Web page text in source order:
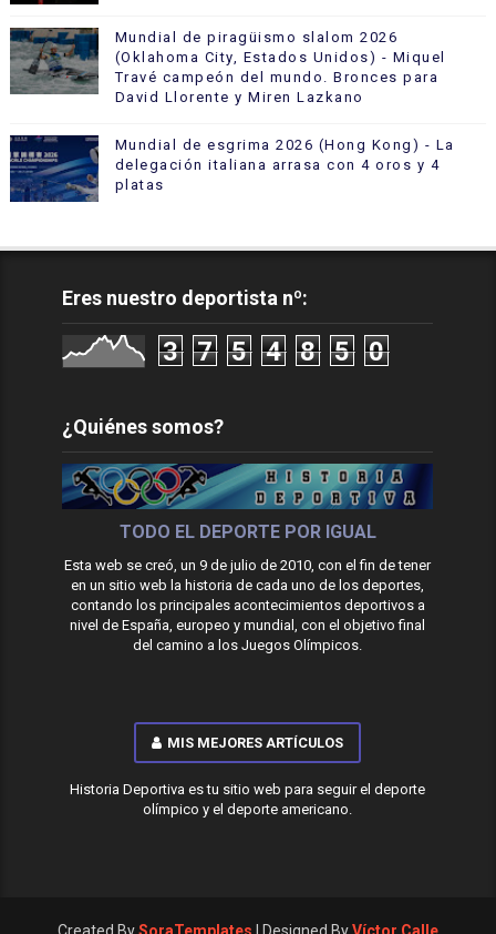
Mundial de piragüismo slalom 2026
(Oklahoma City, Estados Unidos) - Miquel
Travé campeón del mundo. Bronces para
David Llorente y Miren Lazkano
Mundial de esgrima 2026 (Hong Kong) - La
delegación italiana arrasa con 4 oros y 4
platas
Eres nuestro deportista nº:
3 7 5 4 8 5 0
¿Quiénes somos?
TODO EL DEPORTE POR IGUAL
Esta web se creó, un 9 de julio de 2010, con el fin de tener
en un sitio web la historia de cada uno de los deportes,
contando los principales acontecimientos deportivos a
nivel de España, europeo y mundial, con el objetivo final
del camino a los Juegos Olímpicos.
MIS MEJORES ARTÍCULOS
Historia Deportiva es tu sitio web para seguir el deporte
olímpico y el deporte americano.